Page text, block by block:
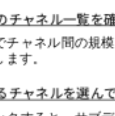
チャネル一覧を
チャネル間の規
す。
チャネルを選ん